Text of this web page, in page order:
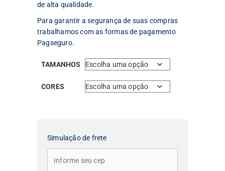
de alta qualidade.
Para garantir a segurança de suas compras
trabalhamos com as formas de pagamento
Pagseguro.
TAMANHOS
CORES
Simulação de frete